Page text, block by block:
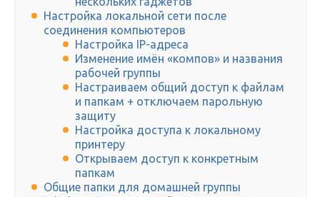
Настройка локальной сети после
соединения компьютеров
Настройка IP-адреса
Изменение имён «компов» и названия
рабочей группы
Настраиваем общий доступ к файлам
и папкам + отключаем парольную
защиту
Настройка доступа к локальному
принтеру
Открываем доступ к конкретным
папкам
Общие папки для домашней группы